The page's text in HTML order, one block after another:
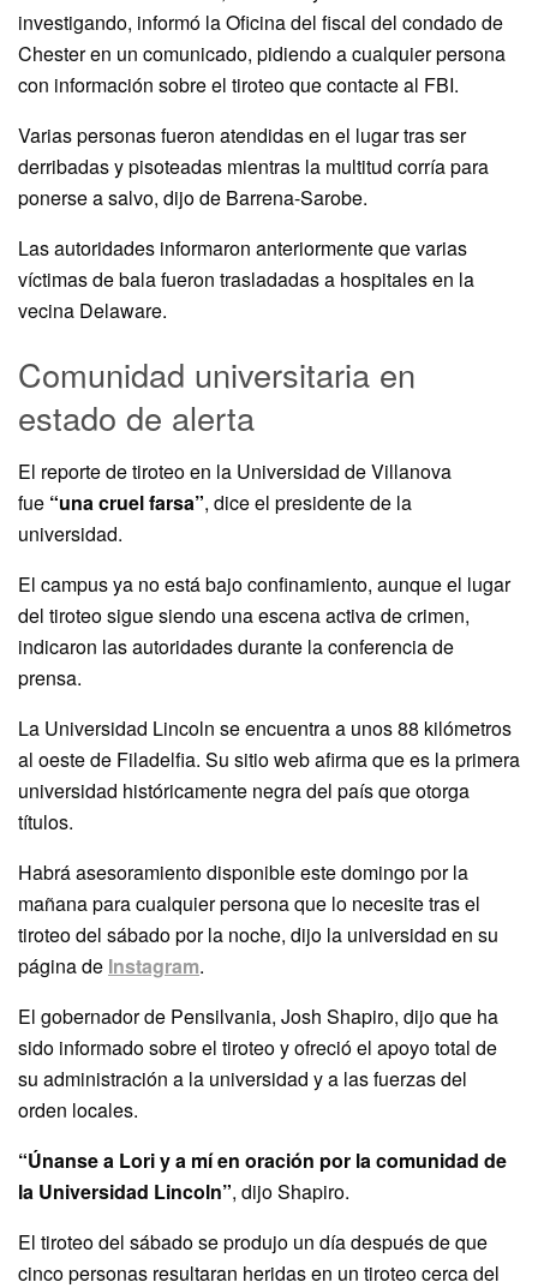
investigando, informó la Oficina del fiscal del condado de
Chester en un comunicado, pidiendo a cualquier persona
con información sobre el tiroteo que contacte al FBI.
Varias personas fueron atendidas en el lugar tras ser
derribadas y pisoteadas mientras la multitud corría para
ponerse a salvo, dijo de Barrena-Sarobe.
Las autoridades informaron anteriormente que varias
víctimas de bala fueron trasladadas a hospitales en la
vecina Delaware.
Comunidad universitaria en
estado de alerta
El reporte de tiroteo en la Universidad de Villanova
fue “una cruel farsa”, dice el presidente de la
universidad.
El campus ya no está bajo confinamiento, aunque el lugar
del tiroteo sigue siendo una escena activa de crimen,
indicaron las autoridades durante la conferencia de
prensa.
La Universidad Lincoln se encuentra a unos 88 kilómetros
al oeste de Filadelfia. Su sitio web afirma que es la primera
universidad históricamente negra del país que otorga
títulos.
Habrá asesoramiento disponible este domingo por la
mañana para cualquier persona que lo necesite tras el
tiroteo del sábado por la noche, dijo la universidad en su
página de Instagram.
El gobernador de Pensilvania, Josh Shapiro, dijo que ha
sido informado sobre el tiroteo y ofreció el apoyo total de
su administración a la universidad y a las fuerzas del
orden locales.
“Únanse a Lori y a mí en oración por la comunidad de
la Universidad Lincoln”, dijo Shapiro.
El tiroteo del sábado se produjo un día después de que
cinco personas resultaran heridas en un tiroteo cerca del